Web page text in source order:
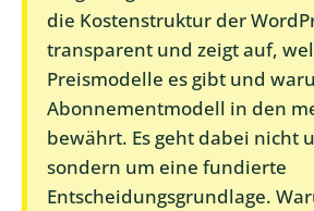
die Kostenstruktur der
transparent und zeigt auf,
Preismodelle es gibt und
Abonnementmodell in den
bewährt. Es geht dabei nicht
sondern um eine fundierte
Entscheidungsgrundlage.